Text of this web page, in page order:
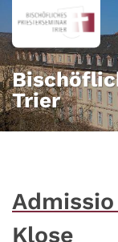
Zum Inhalt
Trier
Klose